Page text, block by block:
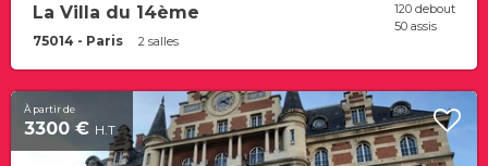
La Villa du 14ème
75014 - Paris 2 salles
120 debout
50 assis
À partir de
3300 € H.T